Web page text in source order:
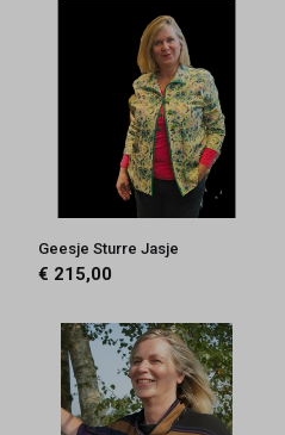
Geesje Sturre Jasje
€ 215,00